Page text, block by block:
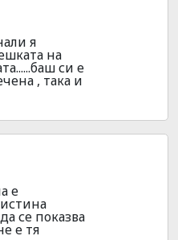
я
на
си е
, така и
е
се показва
е тя